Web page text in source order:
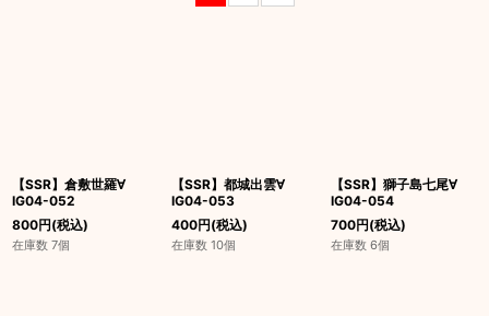
【SSR】倉敷世羅∀
IG04-052
800円(税込)
在庫数 7個
【SSR】都城出雲∀
IG04-053
400円(税込)
在庫数 10個
【SSR】獅子島七尾∀
IG04-054
700円(税込)
在庫数 6個